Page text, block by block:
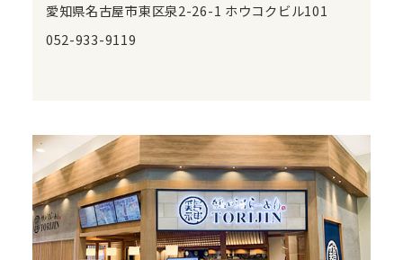
愛知県名古屋市東区泉2-26-1 ホウコクビル101
052-933-9119